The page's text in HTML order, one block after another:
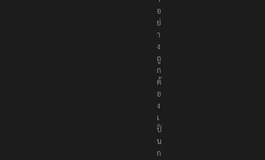
ห
า
อ
ย่
า
ง
ถู
ก
ต้
อ
ง
เ
ป็